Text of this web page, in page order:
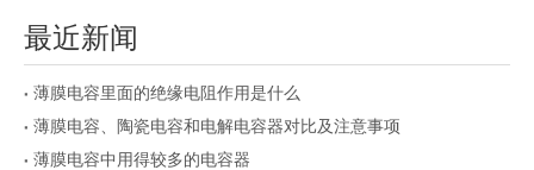
最近新闻
薄膜电容里面的绝缘电阻作用是什么
薄膜电容、陶瓷电容和电解电容器对比及注意事项
薄膜电容中用得较多的电容器